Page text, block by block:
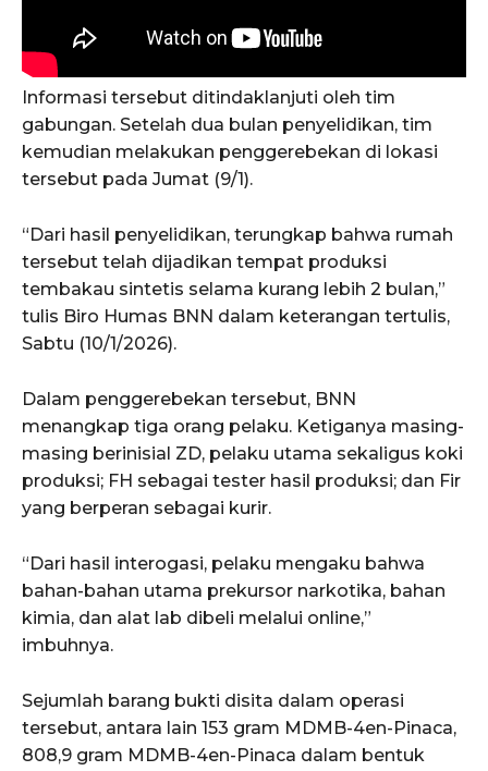
Informasi tersebut ditindaklanjuti oleh tim
gabungan. Setelah dua bulan penyelidikan, tim
kemudian melakukan penggerebekan di lokasi
tersebut pada Jumat (9/1).
“Dari hasil penyelidikan, terungkap bahwa rumah
tersebut telah dijadikan tempat produksi
tembakau sintetis selama kurang lebih 2 bulan,”
tulis Biro Humas BNN dalam keterangan tertulis,
Sabtu (10/1/2026).
Dalam penggerebekan tersebut, BNN
menangkap tiga orang pelaku. Ketiganya masing-
masing berinisial ZD, pelaku utama sekaligus koki
produksi; FH sebagai tester hasil produksi; dan Fir
yang berperan sebagai kurir.
“Dari hasil interogasi, pelaku mengaku bahwa
bahan-bahan utama prekursor narkotika, bahan
kimia, dan alat lab dibeli melalui online,”
imbuhnya.
Sejumlah barang bukti disita dalam operasi
tersebut, antara lain 153 gram MDMB-4en-Pinaca,
808,9 gram MDMB-4en-Pinaca dalam bentuk